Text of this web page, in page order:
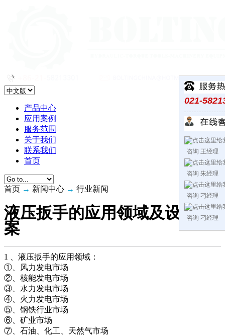
产品中心
应用案例
服务范围
关于我们
联系我们
首页
首页 → 新闻中心 → 行业新闻
液压扳手的应用领域及设计方
案
1 、液压扳手的应用领域：
①、风力发电市场
②、核能发电市场
③、水力发电市场
④、火力发电市场
⑤、钢铁行业市场
⑥、矿业市场
⑦、石油、化工、天然气市场
021-
咨询 王经理
咨询 朱经理
咨询 刁经理
咨询 刁经理